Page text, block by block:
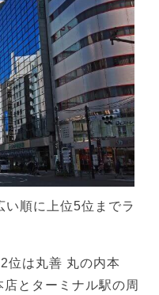
い順に上位5位までラ
は丸善 丸の内本
とターミナル駅の周